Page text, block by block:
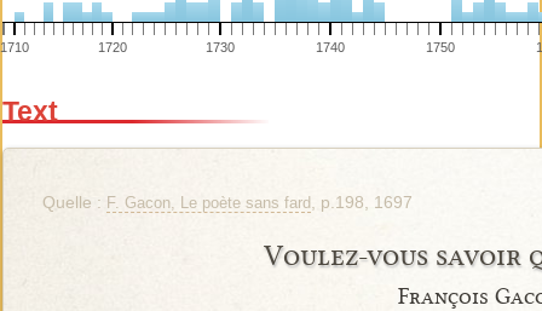
1710 1720 1730 1740 1750
Text
Quelle : F. Gacon, Le poète sans fard , p.198, 1697
Voulez-vous savoir
François